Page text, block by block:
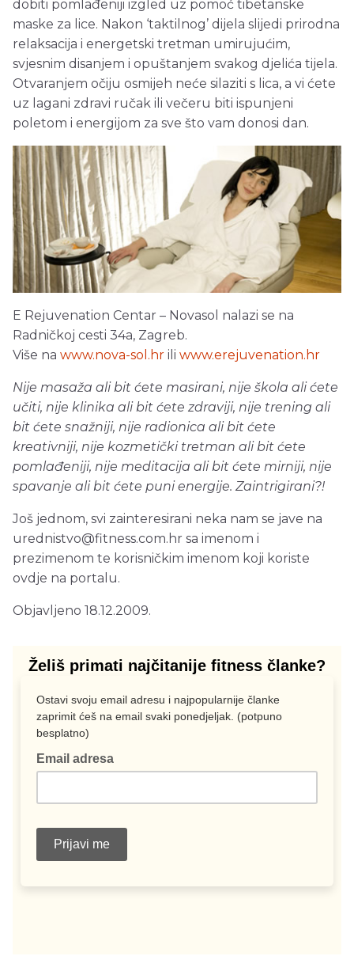
dobiti pomlađeniji izgled uz pomoć tibetanske
maske za lice. Nakon ‘taktilnog’ dijela slijedi prirodna
relaksacija i energetski tretman umirujućim,
svjesnim disanjem i opuštanjem svakog djelića tijela.
Otvaranjem očiju osmijeh neće silaziti s lica, a vi ćete
uz lagani zdravi ručak ili večeru biti ispunjeni
poletom i energijom za sve što vam donosi dan.
E Rejuvenation Centar – Novasol nalazi se na
Radničkoj cesti 34a, Zagreb.
Više na www.nova-sol.hr ili www.erejuvenation.hr
Nije masaža ali bit ćete masirani, nije škola ali ćete
učiti, nije klinika ali bit ćete zdraviji, nije trening ali
bit ćete snažniji, nije radionica ali bit ćete
kreativniji, nije kozmetički tretman ali bit ćete
pomlađeniji, nije meditacija ali bit ćete mirniji, nije
spavanje ali bit ćete puni energije. Zaintrigirani?!
Još jednom, svi zainteresirani neka nam se jave na
urednistvo@fitness.com.hr sa imenom i
prezimenom te korisničkim imenom koji koriste
ovdje na portalu.
Objavljeno 18.12.2009.